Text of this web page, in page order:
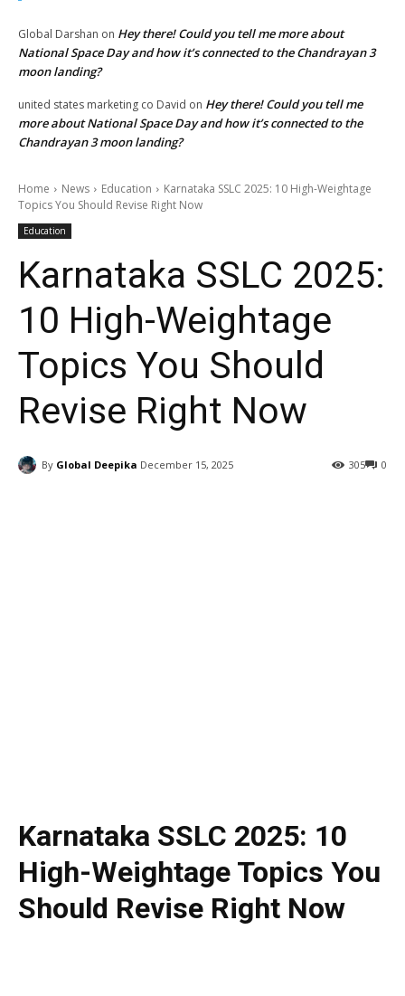
Global Darshan on Hey there! Could you tell me more about
National Space Day and how it’s connected to the Chandrayan 3
moon landing?
united states marketing co David on Hey there! Could you tell me
more about National Space Day and how it’s connected to the
Chandrayan 3 moon landing?